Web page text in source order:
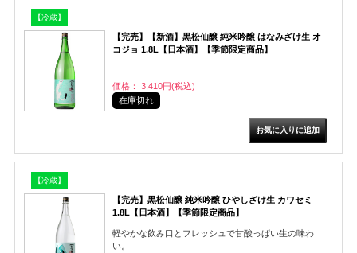
【冷蔵】
【完売】【新酒】黒松仙醸 純米吟醸 はなみざけ生 オ
コジョ 1.8L【日本酒】【季節限定商品】
価格： 3,410円(税込)
在庫切れ
【冷蔵】
【完売】黒松仙醸 純米吟醸 ひやしざけ生 カワセミ
1.8L【日本酒】【季節限定商品】
軽やかな飲み口とフレッシュで甘酸っぱい生の味わ
い。